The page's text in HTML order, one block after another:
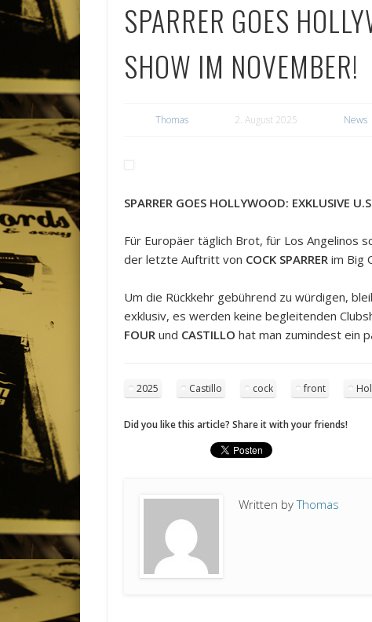
SPARRER GOES
SHOW IM NOVEMBER!
Thomas 2. August 2025 News
SPARRER GOES HOLLYWOOD: EXKLUSIVE
Für Europäer täglich Brot, für Los Angelinos
der letzte Auftritt von COCK SPARRER im Big
Um die Rückkehr gebührend zu würdigen,
exklusiv, es werden keine begleitenden
FOURund CASTILLO hat man zumindest ein
2025 Castillo cock front
Did you like this article? Share it with your friends!
Written byThomas